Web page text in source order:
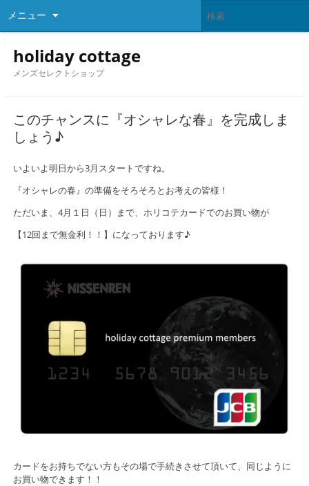
メニュー
holiday cottage
メンズセレクトショップ
このチャンスに『オシャレな春』を完成しま
しょう♪
いよいよ明日から3月スタートですね。
『オシャレの春』の準備をそろそろとお考えの皆様！
ただいま、4月１日（日）まで、ホリコテカードでのお買い物が
【12回まで無金利！！】になっております♪
カードをお持ちでない方もその場で手続きさせて頂いて、同じように
お買い物できます！！